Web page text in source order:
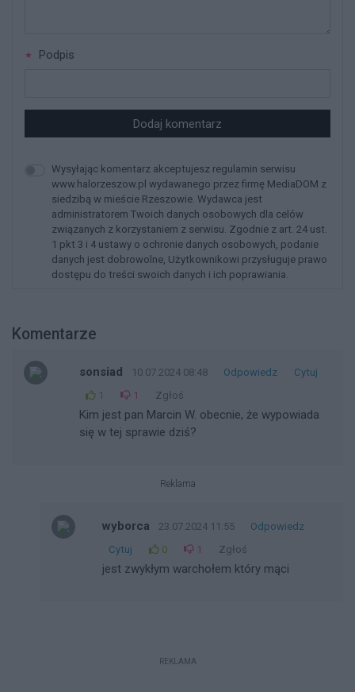
Podpis
Dodaj komentarz
Wysyłając komentarz akceptujesz regulamin serwisu
www.halorzeszow.pl wydawanego przez firmę MediaDOM z
siedzibą w mieście Rzeszowie. Wydawca jest
administratorem Twoich danych osobowych dla celów
związanych z korzystaniem z serwisu. Zgodnie z art. 24 ust.
1 pkt 3 i 4 ustawy o ochronie danych osobowych, podanie
danych jest dobrowolne, Użytkownikowi przysługuje prawo
dostępu do treści swoich danych i ich poprawiania.
Komentarze
sonsiad 10.07.2024 08:48 Odpowiedz
Cytuj
1
1 Zgłoś
Kim jest pan Marcin W. obecnie, że wypowiada
się w tej sprawie dziś?
Reklama
wyborca 23.07.2024 11:55
Odpowiedz
Cytuj
0 1 Zgłoś
jest zwykłym warchołem który mąci
REKLAMA